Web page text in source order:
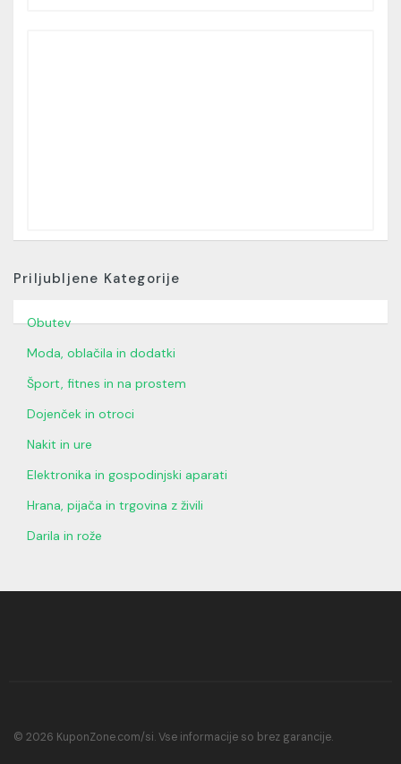
Priljubljene Kategorije
Obutev
Moda, oblačila in dodatki
Šport, fitnes in na prostem
Dojenček in otroci
Nakit in ure
Elektronika in gospodinjski aparati
Hrana, pijača in trgovina z živili
Darila in rože
© 2026 KuponZone.com/si. Vse informacije so brez garancije.